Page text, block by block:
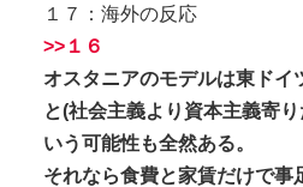
１７：海外の反応
>>１６
オスタニアのモデルは東ドイ
と(社会主義より資本主義寄
いう可能性も全然ある。
それなら食費と家賃だけで事